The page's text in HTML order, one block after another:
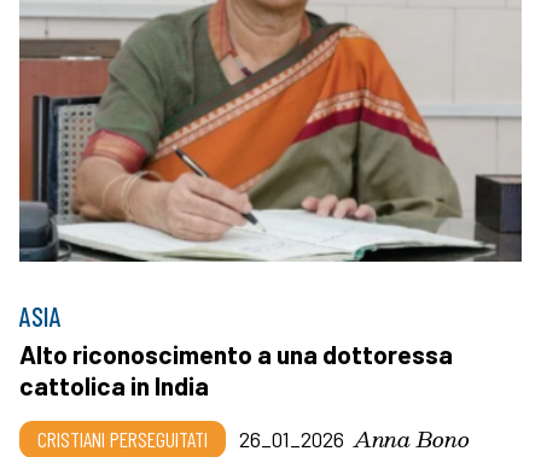
ASIA
Alto riconoscimento a una dottoressa
cattolica in India
CRISTIANI PERSEGUITATI 26_01_2026 Anna Bono